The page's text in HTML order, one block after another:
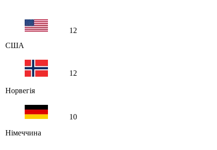
США
12
Норвегія
12
Німеччина
10